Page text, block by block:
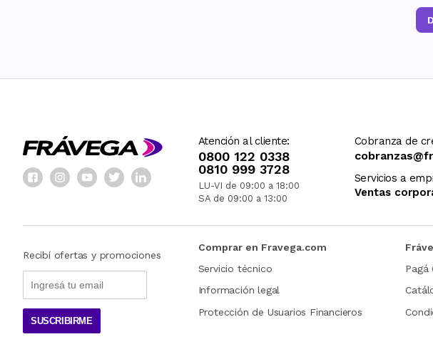
Atención al cliente:
0800 122 0338
0810 999 3728
LU-VI de 09:00 a 18:00
SA de 09:00 a 13:00
Cobranza de
Servicios a
Ventas
Recibí ofertas y promociones
SUSCRIBIRME
Comprar en Fravega.com
Servicio técnico
Información legal
Protección de Usuarios Financieros
Pagá